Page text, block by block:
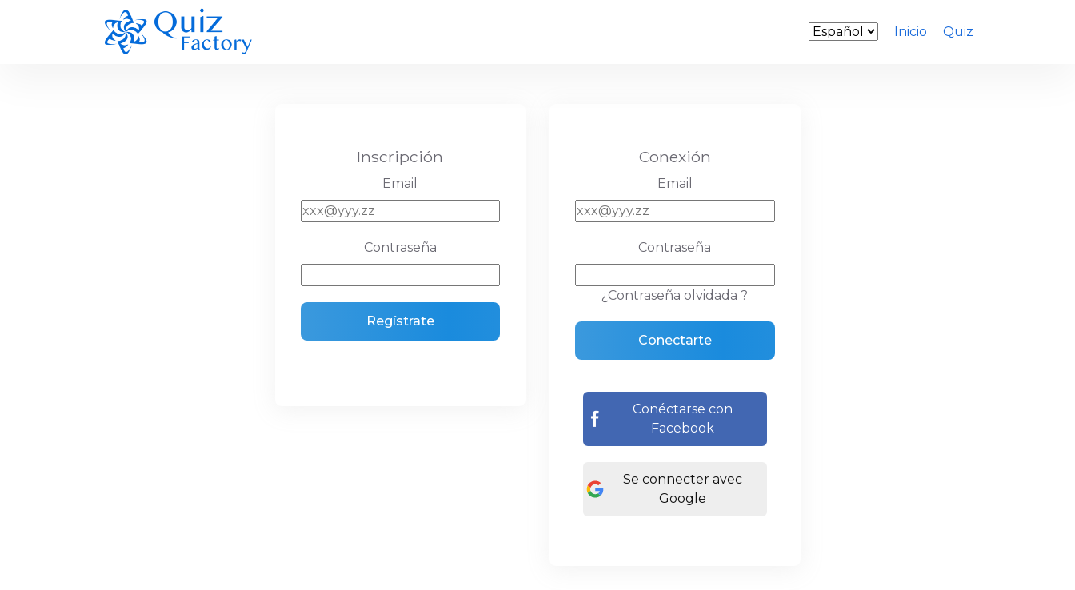
Inicio Quiz
Inscripción
Email
Contraseña
Conexión
Email
Contraseña
¿Contraseña olvidada ?
Conéctarse con
Facebook
Se connecter avec
Google